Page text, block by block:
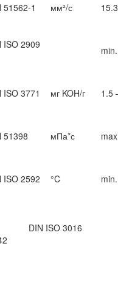
51562-1 мм²/с
ISO 2909
ISO 3771 мг KOH/г
51398 мПа*с
ISO 2592 °C
DIN ISO 3016
-42